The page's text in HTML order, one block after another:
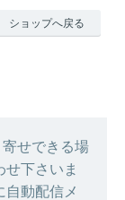
ショップへ戻る
せできる場
下さいま
動配信メ